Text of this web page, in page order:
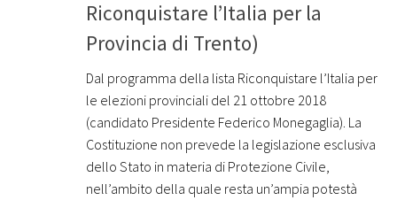
Riconquistare l’Italia per la
Provincia di Trento)
Dal programma della lista Riconquistare l’Italia per
le elezioni provinciali del 21 ottobre 2018
(candidato Presidente Federico Monegaglia). La
Costituzione non prevede la legislazione esclusiva
dello Stato in materia di Protezione Civile,
nell’ambito della quale resta un’ampia potestà